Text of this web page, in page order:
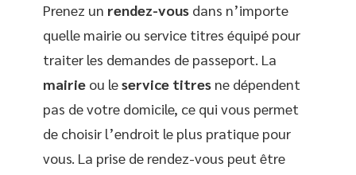
Prenez un rendez-vous dans n’importe
quelle mairie ou service titres équipé pour
traiter les demandes de passeport. La
mairie ou leservice titres ne dépendent
pas de votre domicile, ce qui vous permet
de choisir l’endroit le plus pratique pour
vous. La prise de rendez-vous peut être